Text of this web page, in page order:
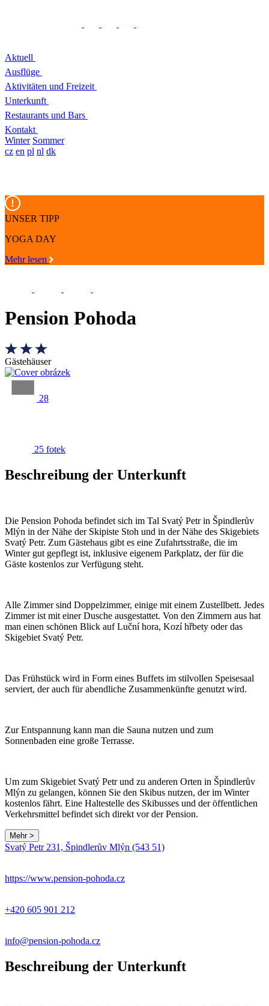
Aktuell
Ausflüge
Aktivitäten und Freizeit
Unterkunft
Restaurants und Bars
Kontakt
Winter Sommer
cz en pl nl dk
UNSER TIPP
YOGA DAY
Mehr lesen
Pension Pohoda
Gästehäuser
28
25 fotek
Beschreibung der Unterkunft
Die Pension Pohoda befindet sich im Tal Svatý Petr in Špindlerův
Mlýn in der Nähe der Skipiste Stoh und in der Nähe des Skigebiets
Svatý Petr. Zum Gästehaus gibt es eine Zufahrtsstraße, die im
Winter gut gepflegt ist, inklusive eigenem Parkplatz, der für die
Gäste kostenlos zur Verfügung steht.
Alle Zimmer sind Doppelzimmer, einige mit einem Zustellbett. Jedes
Zimmer ist mit einer Dusche ausgestattet. Von den Zimmern aus hat
man einen schönen Blick auf Luční hora, Kozí hřbety oder das
Skigebiet Svatý Petr.
Das Frühstück wird in Form eines Buffets im stilvollen Speisesaal
serviert, der auch für abendliche Zusammenkünfte genutzt wird.
Zur Entspannung kann man die Sauna nutzen und zum
Sonnenbaden eine große Terrasse.
Um zum Skigebiet Svatý Petr und zu anderen Orten in Špindlerův
Mlýn zu gelangen, können Sie den Skibus nutzen, der im Winter
kostenlos fährt. Eine Haltestelle des Skibusses und der öffentlichen
Verkehrsmittel befindet sich direkt vor der Pension.
Mehr >
−
Svatý Petr 231, Špindlerův Mlýn (543 51)
https://www.pension-pohoda.cz
+420 605 901 212
info@pension-pohoda.cz
Beschreibung der Unterkunft